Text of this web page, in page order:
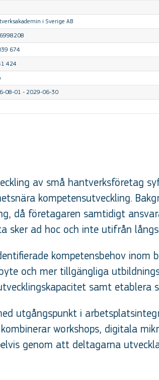
i Sverige AB
674
424
08-01 - 2029-06-30
av små hantverksföretag
kompetensutveckling.
då företagaren samtidigt
sker ad hoc och inte utifrån
kompetensbehov
och mer tillgängliga
samt etablera
utgångspunkt i
workshops, digitala
genom att deltagarna